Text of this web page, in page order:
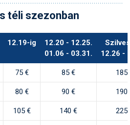
téli szezonban
12.19-ig
12.20 - 12.25.
01.06 - 03.31.
12.26 -
75 € 85 € 185
80 € 90 € 190
105 € 140 € 225